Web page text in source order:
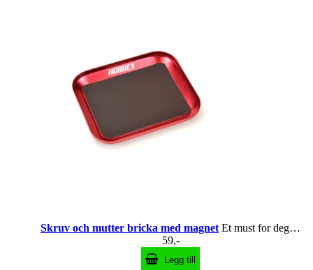
Skruv och mutter bricka med magnet Et must for deg som skruer mye RC
59,-
Legg till